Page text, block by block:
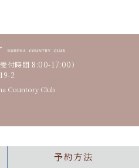
受付時間 8:00-17:00）
2
Countory Club
予約方法